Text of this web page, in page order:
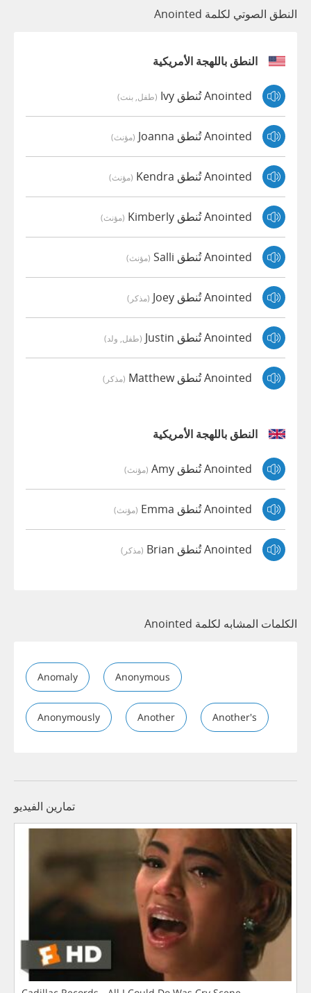
النطق الصوتي لكلمة Anointed
النطق باللهجة الأمريكية
Anointed تُنطق Ivy (طفل, بنت)
Anointed تُنطق Joanna (مؤنث)
Anointed تُنطق Kendra (مؤنث)
Anointed تُنطق Kimberly (مؤنث)
Anointed تُنطق Salli (مؤنث)
Anointed تُنطق Joey (مذكر)
Anointed تُنطق Justin (طفل, ولد)
Anointed تُنطق Matthew (مذكر)
النطق باللهجة الأمريكية
Anointed تُنطق Amy (مؤنث)
Anointed تُنطق Emma (مؤنث)
Anointed تُنطق Brian (مذكر)
الكلمات المشابه لكلمة Anointed
Anomaly Anonymous
Anonymously Another Another's
تمارين الفيديو